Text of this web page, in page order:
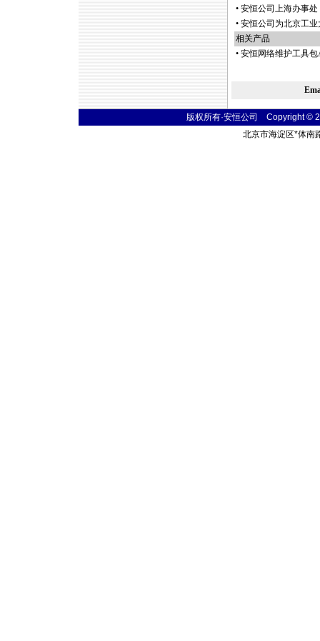
• 安恒公司上海办事处
• 安恒公司为北京工业
相关产品
• 安恒网络维护工具
版权所有·安恒公司 Copyright ©
北京市海淀区*体南